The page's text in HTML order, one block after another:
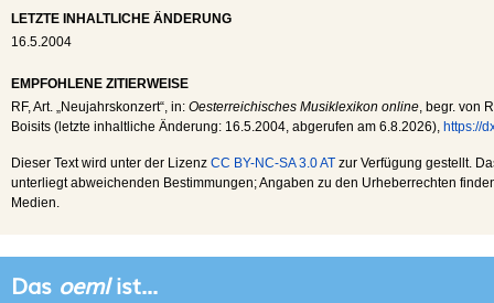
LETZTE INHALTLICHE ÄNDERUNG
16.5.2004
EMPFOHLENE ZITIERWEISE
RF, Art. „Neujahrskonzert“, in: Oesterreichisches Musiklexikon online, begr. von
Boisits (letzte inhaltliche Änderung: 16.5.2004, abgerufen am 6.8.2026), https://
Dieser Text wird unter der Lizenz CC BY-NC-SA 3.0 AT zur Verfügung gestellt.
unterliegt abweichenden Bestimmungen; Angaben zu den Urheberrechten
Medien.
Das oemlist...